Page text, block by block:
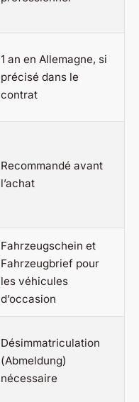
1 an en Allemagne, si
précisé dans le
contrat
Recommandé avant
l’achat
Fahrzeugschein et
Fahrzeugbrief pour
les véhicules
d’occasion
Désimmatriculation
(Abmeldung)
nécessaire